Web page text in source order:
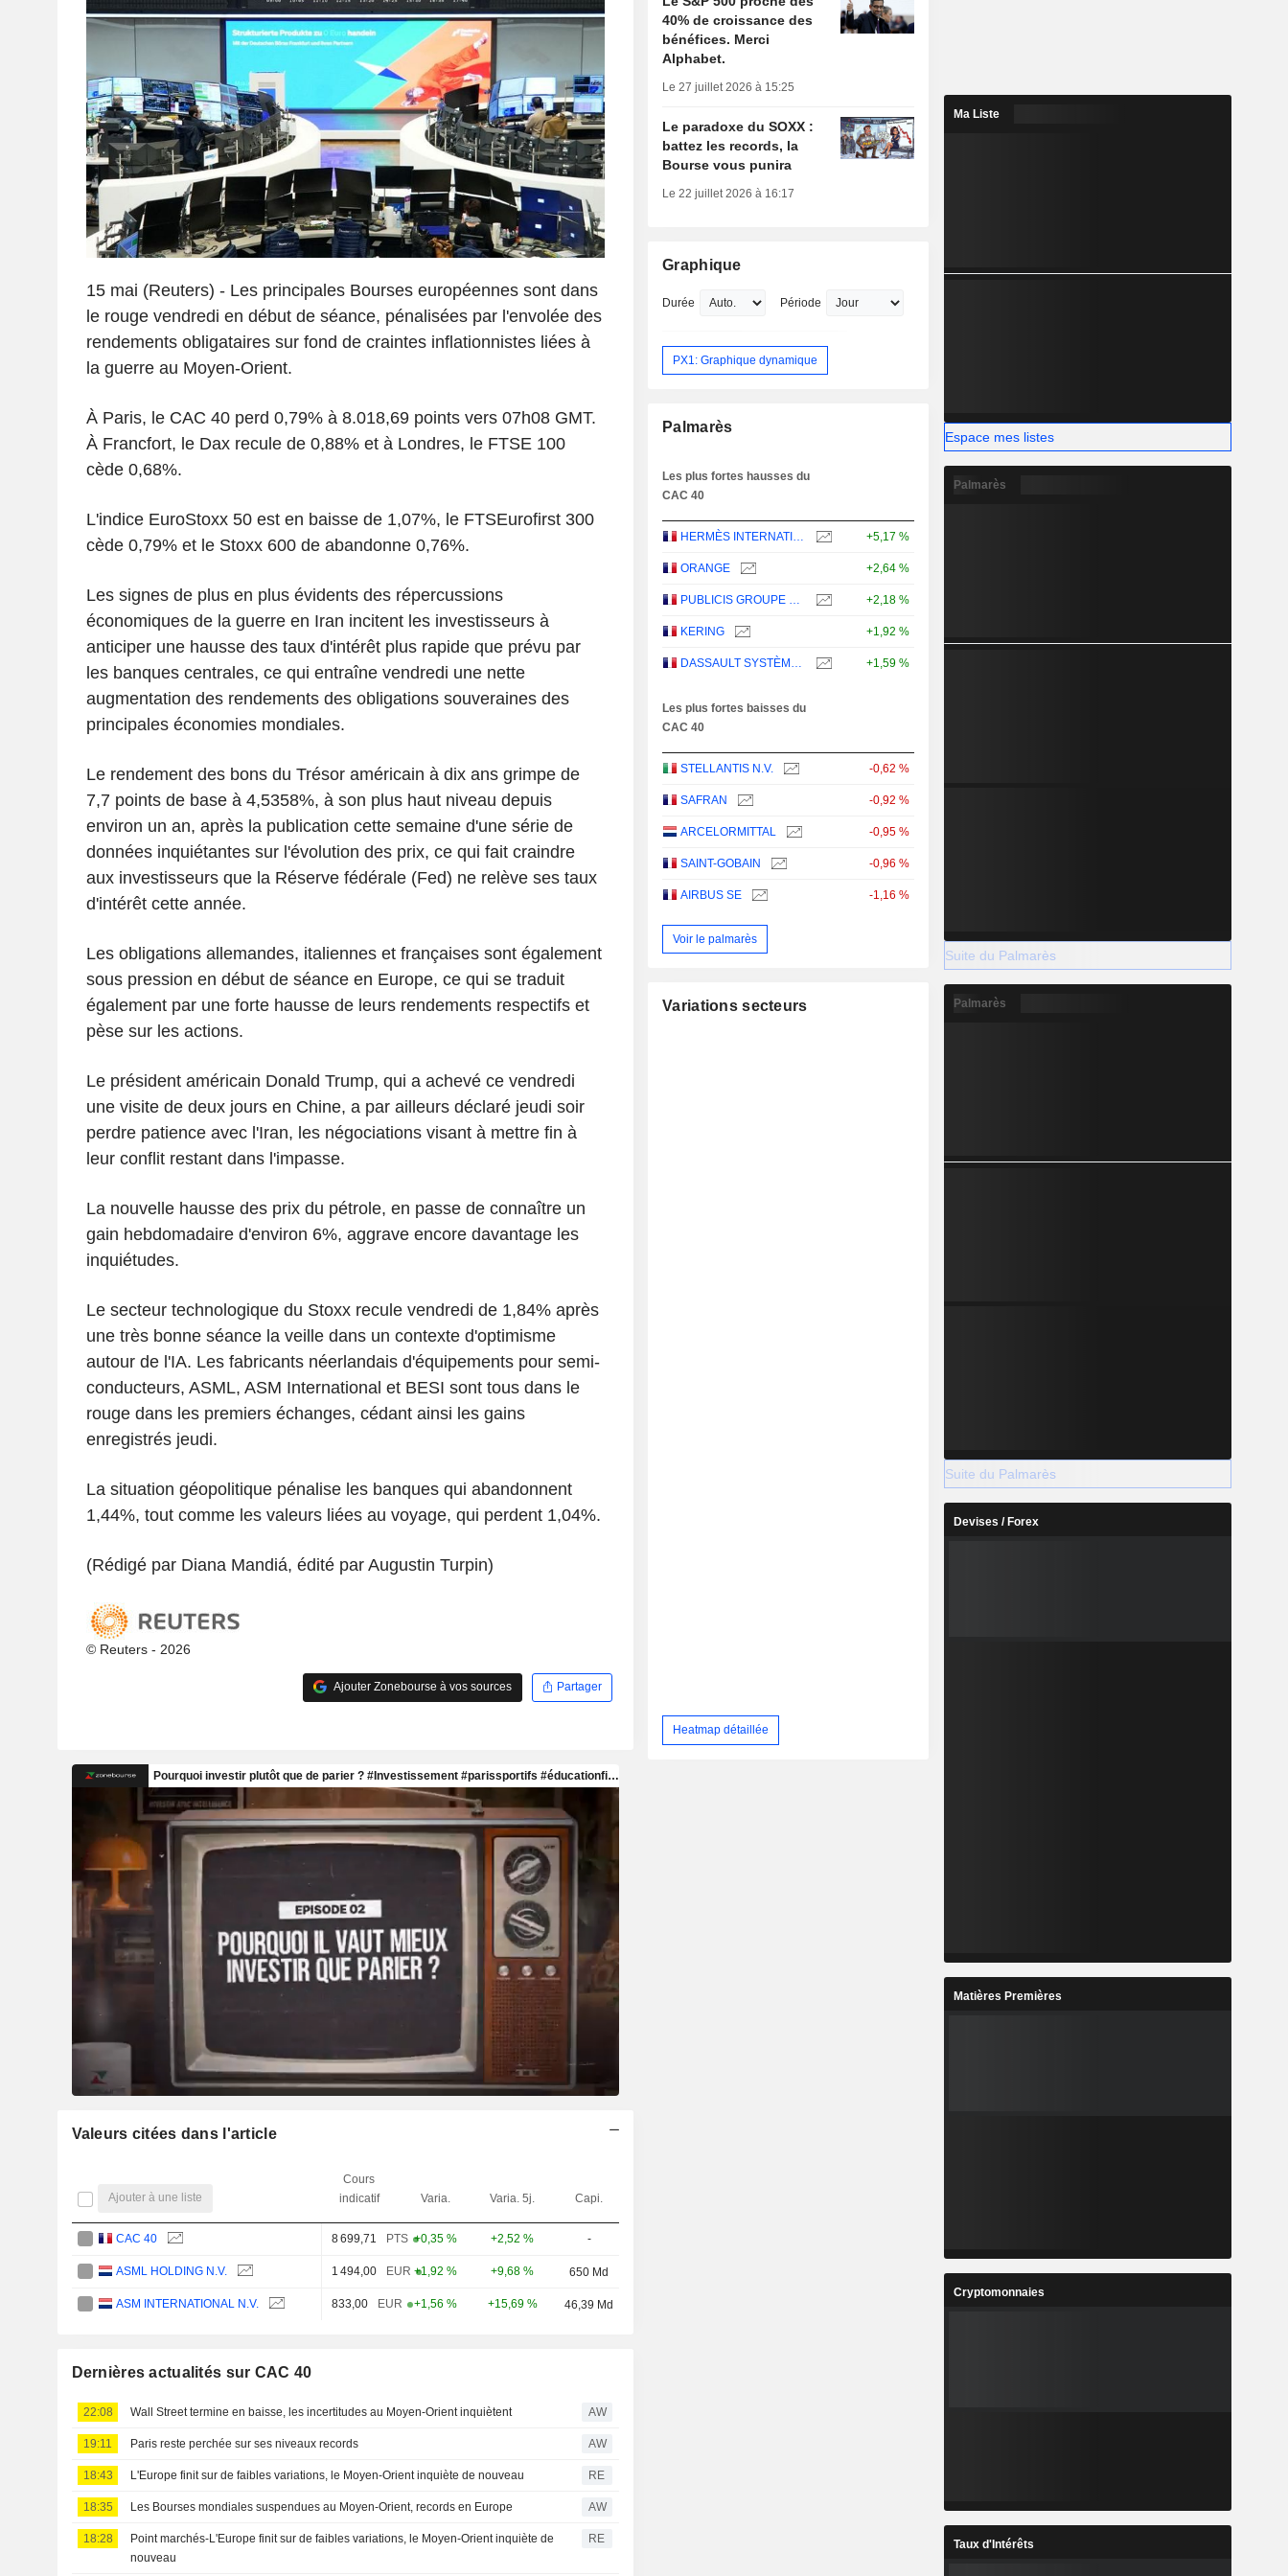
15 mai (Reuters) - Les principales Bourses européennes sont dans
le rouge vendredi en début de séance, pénalisées par l'envolée des
rendements obligataires sur fond de craintes inflationnistes liées à
la guerre au Moyen-Orient.
À Paris, le CAC 40 perd 0,79% à 8.018,69 points vers 07h08 GMT.
À Francfort, le Dax recule de 0,88% et à Londres, le FTSE 100
cède 0,68%.
L'indice EuroStoxx 50 est en baisse de 1,07%, le FTSEurofirst 300
cède 0,79% et le Stoxx 600 de abandonne 0,76%.
Les signes de plus en plus évidents des répercussions
économiques de la guerre en Iran incitent les investisseurs à
anticiper une hausse des taux d'intérêt plus rapide que prévu par
les banques centrales, ce qui entraîne vendredi une nette
augmentation des rendements des obligations souveraines des
principales économies mondiales.
Le rendement des bons du Trésor américain à dix ans grimpe de
7,7 points de base à 4,5358%, à son plus haut niveau depuis
environ un an, après la publication cette semaine d'une série de
données inquiétantes sur l'évolution des prix, ce qui fait craindre
aux investisseurs que la Réserve fédérale (Fed) ne relève ses taux
d'intérêt cette année.
Les obligations allemandes, italiennes et françaises sont également
sous pression en début de séance en Europe, ce qui se traduit
également par une forte hausse de leurs rendements respectifs et
pèse sur les actions.
Le président américain Donald Trump, qui a achevé ce vendredi
une visite de deux jours en Chine, a par ailleurs déclaré jeudi soir
perdre patience avec l'Iran, les négociations visant à mettre fin à
leur conflit restant dans l'impasse.
La nouvelle hausse des prix du pétrole, en passe de connaître un
gain hebdomadaire d'environ 6%, aggrave encore davantage les
inquiétudes.
Le secteur technologique du Stoxx recule vendredi de 1,84% après
une très bonne séance la veille dans un contexte d'optimisme
autour de l'IA. Les fabricants néerlandais d'équipements pour semi-
conducteurs, ASML, ASM International et BESI sont tous dans le
rouge dans les premiers échanges, cédant ainsi les gains
enregistrés jeudi.
La situation géopolitique pénalise les banques qui abandonnent
1,44%, tout comme les valeurs liées au voyage, qui perdent 1,04%.
(Rédigé par Diana Mandiá, édité par Augustin Turpin)
© Reuters - 2026
Ajouter Zonebourse à vos sources Partager
Valeurs citées dans l'article
Ajouter à une liste
Cours
indicatif
Varia. Varia. 5j. Capi.
CAC 40 8 699,71 PTS +0,35 % +2,52 % -
ASML HOLDING N.V. 1 494,00 EUR +1,92 % +9,68 % 650 Md
ASM INTERNATIONAL N.V. 833,00 EUR +1,56 % +15,69 % 46,39 Md
Dernières actualités sur CAC 40
22:08 Wall Street termine en baisse, les incertitudes au Moyen-Orient inquiètent AW
19:11 Paris reste perchée sur ses niveaux records AW
18:43 L'Europe finit sur de faibles variations, le Moyen-Orient inquiète de nouveau RE
18:35 Les Bourses mondiales suspendues au Moyen-Orient, records en Europe AW
18:28
Point marchés-L'Europe finit sur de faibles variations, le Moyen-Orient inquiète de
nouveau
RE
40% de croissance des
bénéfices. Merci
Alphabet.
Le 27 juillet 2026 à 15:25
Le paradoxe du SOXX :
battez les records, la
Bourse vous punira
Le 22 juillet 2026 à 16:17
Graphique
Durée Période
PX1: Graphique dynamique
Palmarès
Les plus fortes hausses du
CAC 40
HERMÈS INTERNATIONAL +5,17 %
ORANGE +2,64 %
PUBLICIS GROUPE S.A. +2,18 %
KERING +1,92 %
DASSAULT SYSTÈMES SE +1,59 %
Les plus fortes baisses du
CAC 40
STELLANTIS N.V. -0,62 %
SAFRAN -0,92 %
ARCELORMITTAL -0,95 %
SAINT-GOBAIN -0,96 %
AIRBUS SE -1,16 %
Voir le palmarès
Variations secteurs
Heatmap détaillée
Ma Liste
Espace mes listes
Palmarès
Suite du Palmarès
Palmarès
Suite du Palmarès
Devises / Forex
Matières Premières
Cryptomonnaies
Taux d'Intérêts